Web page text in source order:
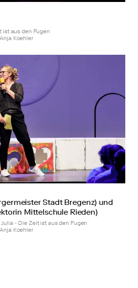
ist aus den Fugen
Koehler
Stadt Bregenz) und
Mittelschule Rieden)
- Die Zeit ist aus den Fugen
Koehler